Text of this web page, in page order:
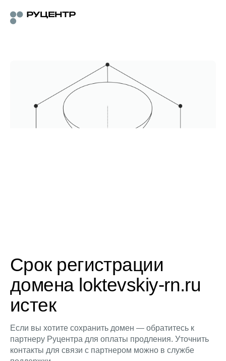
Срок регистрации
домена loktevskiy-rn.ru
истек
Если вы хотите сохранить домен — обратитесь к
партнеру Руцентра для оплаты продления. Уточнить
контакты для связи с партнером можно в службе